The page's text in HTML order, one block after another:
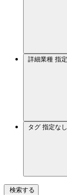
詳細業種 指
タグ 指定なし
検索する